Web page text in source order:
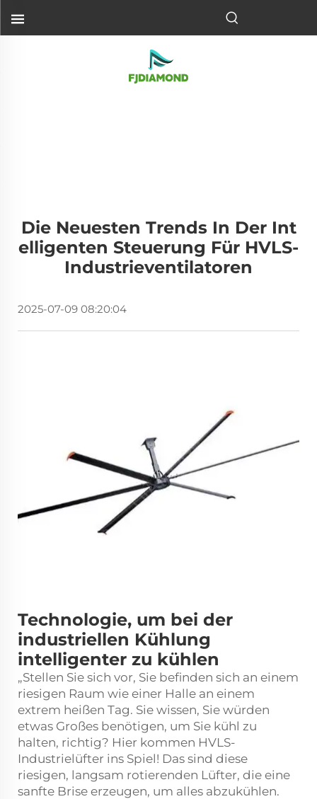
Die Neuesten Trends In Der Int
Elligenten Steuerung Für HVLS-
Industrieventilatoren
2025-07-09 08:20:04
Technologie, um bei der
industriellen Kühlung
intelligenter zu kühlen
„Stellen Sie sich vor, Sie befinden sich an einem
riesigen Raum wie einer Halle an einem
extrem heißen Tag. Sie wissen, Sie würden
etwas Großes benötigen, um Sie kühl zu
halten, richtig? Hier kommen HVLS-
Industrielüfter ins Spiel! Das sind diese
riesigen, langsam rotierenden Lüfter, die eine
sanfte Brise erzeugen, um alles abzukühlen.